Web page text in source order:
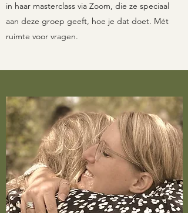
in haar masterclass via Zoom, die ze speciaal
aan deze groep geeft, hoe je dat doet. Mét
ruimte voor vragen.